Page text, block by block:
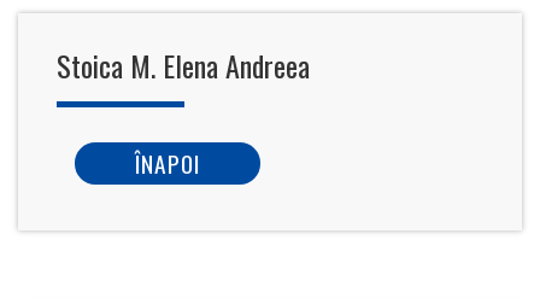
Stoica M. Elena Andreea
ÎNAPOI